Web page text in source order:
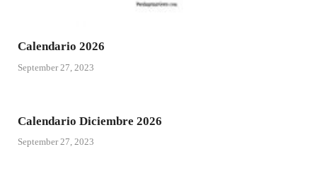
Calendario 2026
September 27, 2023
Calendario Diciembre 2026
September 27, 2023